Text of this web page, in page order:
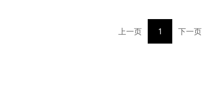
上一页 1 下一页